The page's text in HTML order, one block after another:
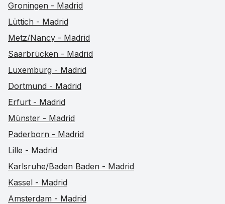
Groningen - Madrid
Lüttich - Madrid
Metz/Nancy - Madrid
Saarbrücken - Madrid
Luxemburg - Madrid
Dortmund - Madrid
Erfurt - Madrid
Münster - Madrid
Paderborn - Madrid
Lille - Madrid
Karlsruhe/Baden Baden - Madrid
Kassel - Madrid
Amsterdam - Madrid